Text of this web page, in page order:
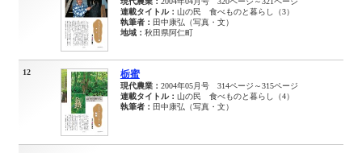
連載タイトル： 山の民 食べものと暮らし（3）
執筆者： 田中康弘（写真・文）
地域： 秋田県阿仁町
12 栃蜜
現代農業： 2004年05月号 314ページ～315ページ
連載タイトル： 山の民 食べものと暮らし（4）
執筆者： 田中康弘（写真・文）